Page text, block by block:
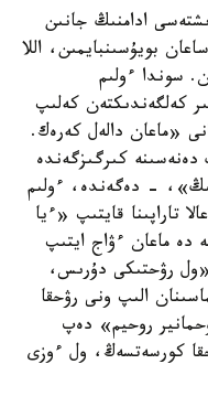
ادامنىڭ جانىن
بويۇسىنبايمىن، اللا
سوندا ءولىم
كەلگەندىكتەن كەلىپ
«ماعان دالەل كەرەك.
دەنەسىنە كىرگىزگەندە
- دەگەندە، ءولىم
تاراپىنا قايتىپ «ءيا
دە ماعان ءۋاج ايتىپ
«ول رۋحتىكى دۇرىس،
الىپ ونى رۋحقا
روحيم» دەپ
كورسەتسەڭ، ول ءوزى